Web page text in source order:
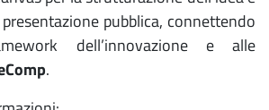
pubblica, connettendo
dell’innovazione e alle
.